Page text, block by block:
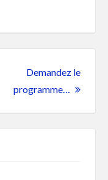
Demandez le
programme…
Next